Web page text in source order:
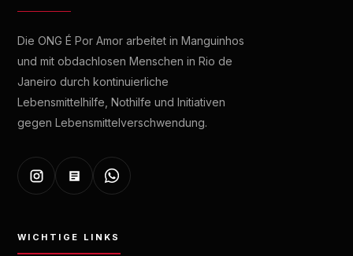
Die ONG É Por Amor arbeitet in Manguinhos
und mit obdachlosen Menschen in Rio de
Janeiro durch kontinuierliche
Lebensmittelhilfe, Nothilfe und Initiativen
gegen Lebensmittelverschwendung.
WICHTIGE LINKS